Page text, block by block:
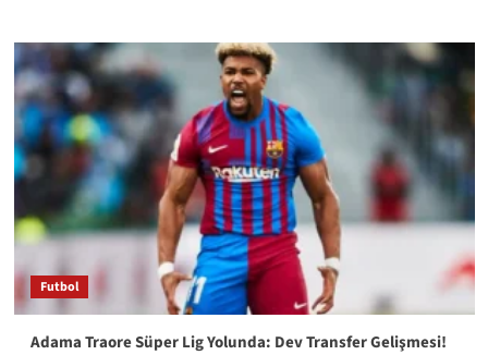
Futbol
Adama Traore Süper Lig Yolunda: Dev Transfer Gelişmesi!